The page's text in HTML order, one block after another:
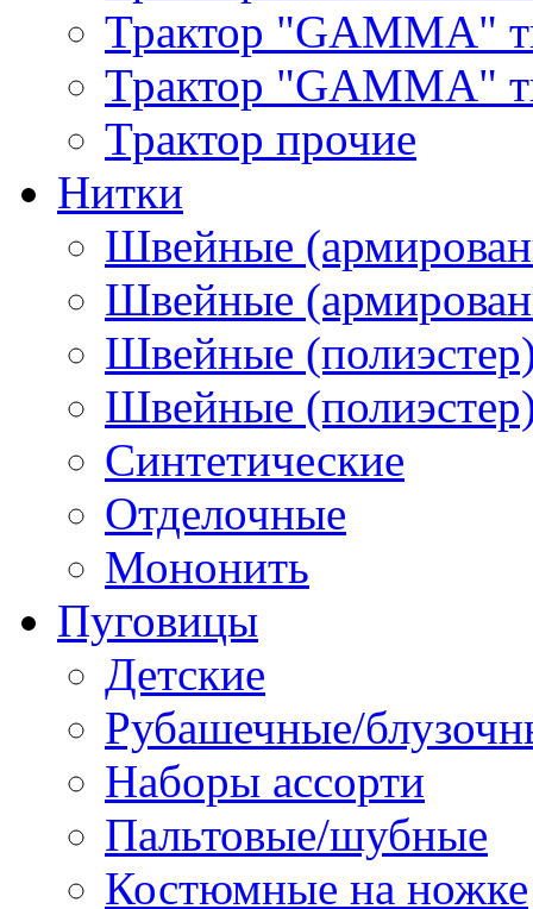
Трактор "GAMMA"
Трактор "GAMMA"
Трактор прочие
Нитки
Швейные
Швейные
Швейные
Швейные
Синтетические
Отделочные
Мононить
Пуговицы
Детские
Рубашечные/
Наборы ассорти
Пальтовые/шубные
Костюмные на ножке